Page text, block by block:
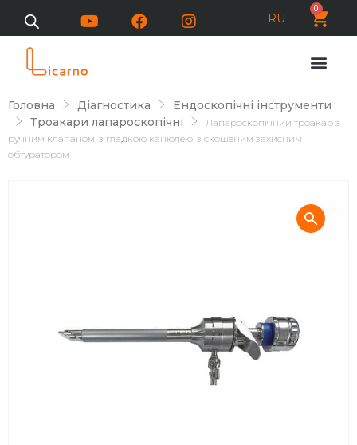
RU
0
Головна Діагностика
Ендоскопічні інструменти
Троакари лапароскопічні
Лапароскопічний троакар з
ручним клапаном, з гладкою канюлею, з скошеним захисним
обтуратором